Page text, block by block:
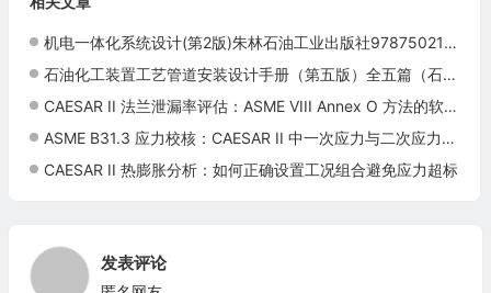
机电一体化系统设计(第2版)朱林石油工业出版社9787502166137
石油化工装置工艺管道安装设计手册（第五版）全五篇（石油化工装置工艺管道安装设计手册/第三篇阀门）
CAESAR II 法兰泄漏率评估：ASME VIII Annex O 方法的软件实现
ASME B31.3 应力校核：CAESAR II 中一次应力与二次应力的正确区分方法
CAESAR II 热膨胀分析：如何正确设置工况组合避免应力超标
发表评论